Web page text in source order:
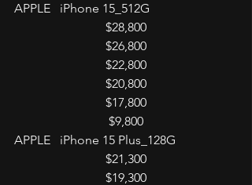
APPLE   iPhone 15_512G
$28,800
$26,800
$22,800
$20,800
$17,800
$9,800
APPLE   iPhone 15 Plus_128G
$21,300
$19,300